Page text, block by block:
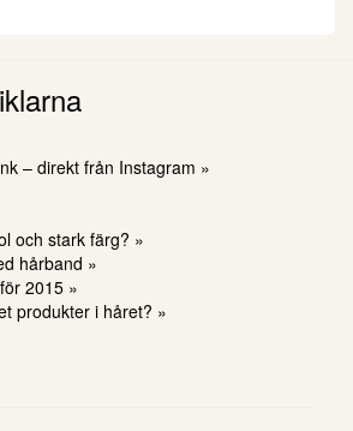
– direkt från Instagram »
och stark färg? »
hårband »
2015 »
produkter i håret? »